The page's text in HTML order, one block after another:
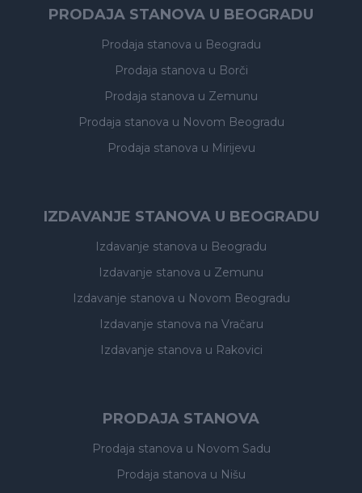
PRODAJA STANOVA U BEOGRADU
Prodaja stanova u Beogradu
Prodaja stanova u Borči
Prodaja stanova u Zemunu
Prodaja stanova u Novom Beogradu
Prodaja stanova u Mirijevu
IZDAVANJE STANOVA U BEOGRADU
Izdavanje stanova u Beogradu
Izdavanje stanova u Zemunu
Izdavanje stanova u Novom Beogradu
Izdavanje stanova na Vračaru
Izdavanje stanova u Rakovici
PRODAJA STANOVA
Prodaja stanova u Novom Sadu
Prodaja stanova u Nišu